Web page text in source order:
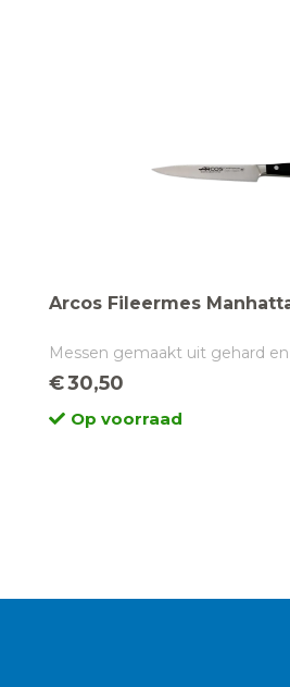
Arcos Fileermes
Messen gemaakt uit gehard
gesmeed NITRUM Roestvrij
Extra handmatig slijpproces
speciale stenen voor een hoger
€30,50
Op voorraad